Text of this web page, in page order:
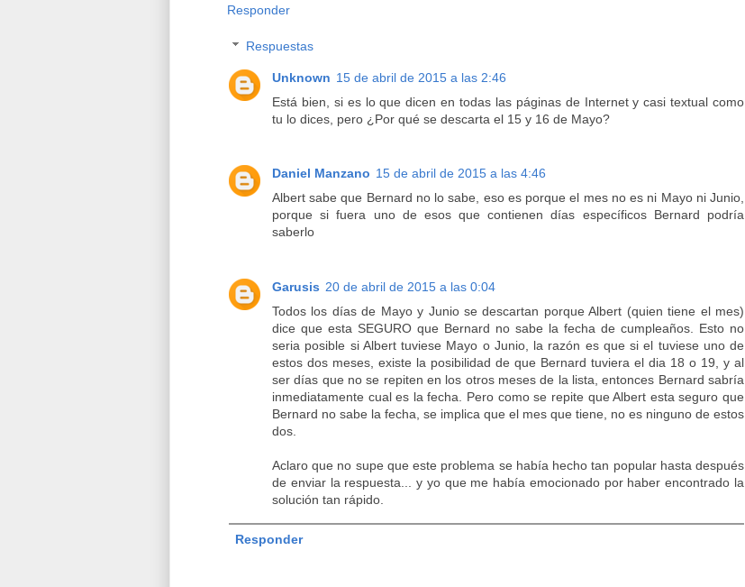
Responder
Respuestas
Unknown 15 de abril de 2015 a las 2:46
Está bien, si es lo que dicen en todas las páginas de Internet y casi textual como
tu lo dices, pero ¿Por qué se descarta el 15 y 16 de Mayo?
Daniel Manzano 15 de abril de 2015 a las 4:46
Albert sabe que Bernard no lo sabe, eso es porque el mes no es ni Mayo ni Junio,
porque si fuera uno de esos que contienen días específicos Bernard podría
saberlo
Garusis 20 de abril de 2015 a las 0:04
Todos los días de Mayo y Junio se descartan porque Albert (quien tiene el mes)
dice que esta SEGURO que Bernard no sabe la fecha de cumpleaños. Esto no
seria posible si Albert tuviese Mayo o Junio, la razón es que si el tuviese uno de
estos dos meses, existe la posibilidad de que Bernard tuviera el dia 18 o 19, y al
ser días que no se repiten en los otros meses de la lista, entonces Bernard sabría
inmediatamente cual es la fecha. Pero como se repite que Albert esta seguro que
Bernard no sabe la fecha, se implica que el mes que tiene, no es ninguno de estos
dos.
Aclaro que no supe que este problema se había hecho tan popular hasta después
de enviar la respuesta... y yo que me había emocionado por haber encontrado la
solución tan rápido.
Responder